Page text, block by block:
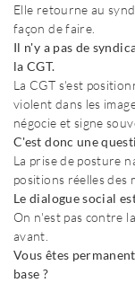
Elle retourne au
façon de faire.
Il n'y a pas de
la CGT.
La CGT s'est
violent dans les
négocie et signe
C'est donc une
La prise de posture
positions réelles des
Le dialogue social
On n'est pas contre
avant.
Vous êtes
base ?